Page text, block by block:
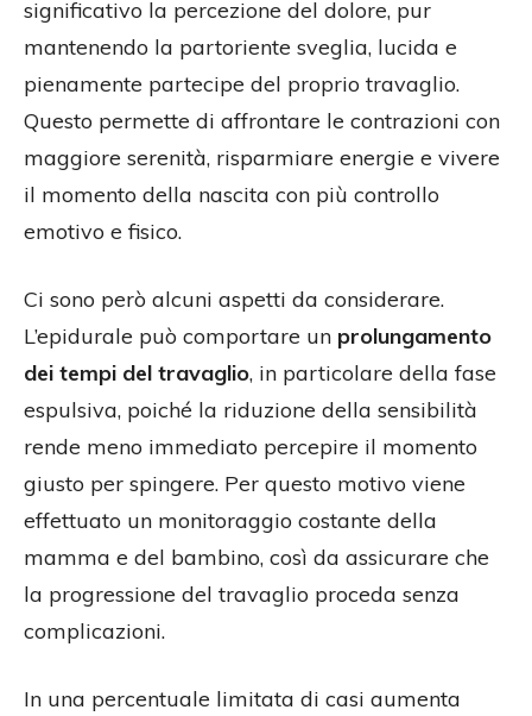
significativo la percezione del dolore, pur
mantenendo la partoriente sveglia, lucida e
pienamente partecipe del proprio travaglio.
Questo permette di affrontare le contrazioni con
maggiore serenità, risparmiare energie e vivere
il momento della nascita con più controllo
emotivo e fisico.
Ci sono però alcuni aspetti da considerare.
L’epidurale può comportare un prolungamento
dei tempi del travaglio, in particolare della fase
espulsiva, poiché la riduzione della sensibilità
rende meno immediato percepire il momento
giusto per spingere. Per questo motivo viene
effettuato un monitoraggio costante della
mamma e del bambino, così da assicurare che
la progressione del travaglio proceda senza
complicazioni.
In una percentuale limitata di casi aumenta